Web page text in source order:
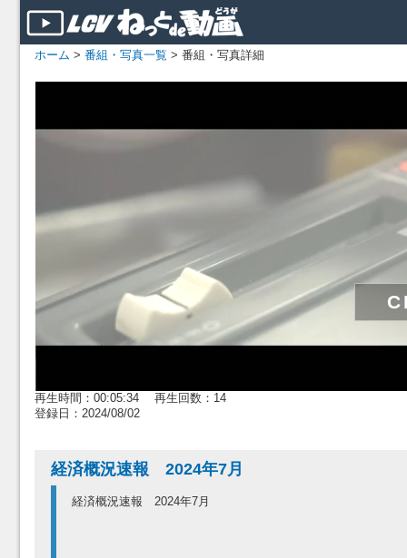
ホーム > 番組・写真一覧 > 番組・写真詳細
再生時間：00:05:34 再生回数：14
登録日：2024/08/02
経済概況速報 2024年7月
経済概況速報 2024年7月